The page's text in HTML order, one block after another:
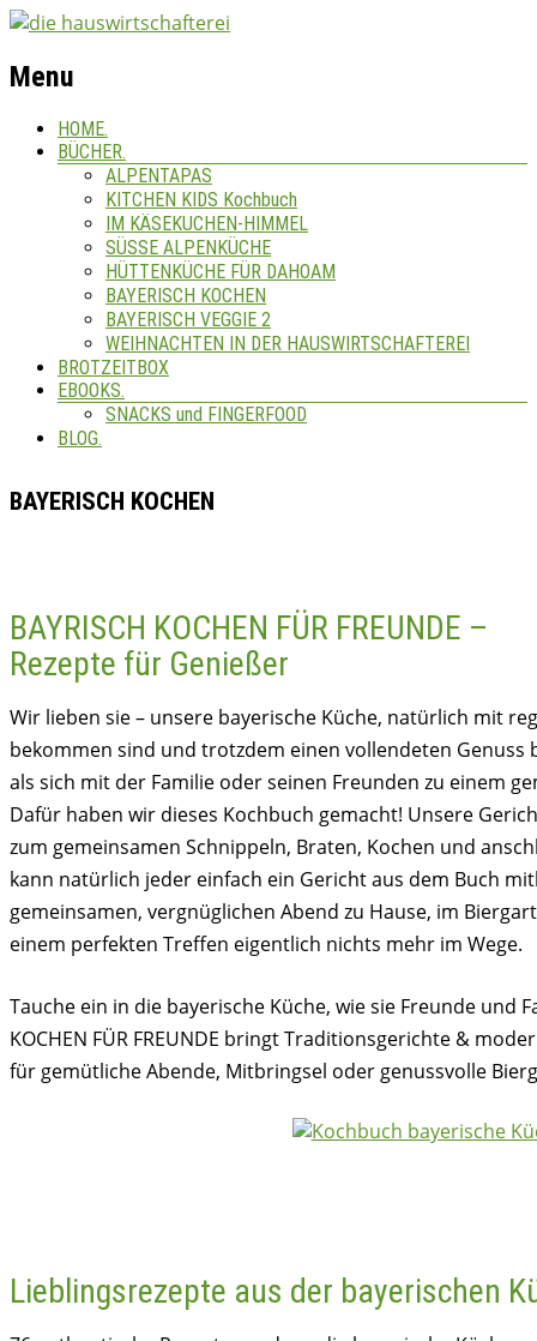
Menu
HOME.
BÜCHER.
ALPENTAPAS
KITCHEN KIDS Kochbuch
IM KÄSEKUCHEN-HIMMEL
SÜSSE ALPENKÜCHE
HÜTTENKÜCHE FÜR DAHOAM
BAYERISCH KOCHEN
BAYERISCH VEGGIE 2
WEIHNACHTEN IN DER HAUSWIRTSCHAFTEREI
BROTZEITBOX
EBOOKS.
SNACKS und FINGERFOOD
BLOG.
BAYERISCH KOCHEN
BAYRISCH KOCHEN FÜR FREUNDE –
Rezepte für Genießer
Wir lieben sie – unsere bayerische Küche, natürlich mit
bekommen sind und trotzdem einen vollendeten Genuss
als sich mit der Familie oder seinen Freunden zu einem
Dafür haben wir dieses Kochbuch gemacht! Unsere
zum gemeinsamen Schnippeln, Braten, Kochen und
kann natürlich jeder einfach ein Gericht aus dem Buch
gemeinsamen, vergnüglichen Abend zu Hause, im
einem perfekten Treffen eigentlich nichts mehr im Wege.
Tauche ein in die bayerische Küche, wie sie Freunde und
KOCHEN FÜR FREUNDE bringt Traditionsgerichte &
für gemütliche Abende, Mitbringsel oder genussvolle
Lieblingsrezepte aus der bayerischen